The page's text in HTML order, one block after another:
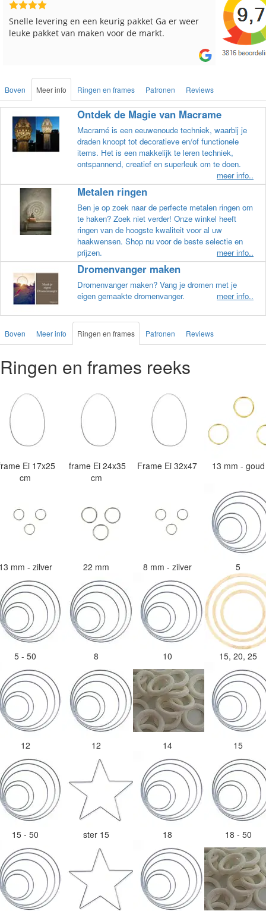
Reeds meerdere keren breigaren en breinaalden
besteld, altijd heel tevreden over de service.
Snelle
Boven Meer info Ringen en frames Patronen Reviews
Ontdek de Magie van Macrame
Macramé is een eeuwenoude techniek, waarbij je
draden knoopt tot decoratieve en/of functionele
items. Het is een makkelijk te leren techniek,
ontspannend, creatief en superleuk om te doen.
meer info..
Metalen ringen
Ben je op zoek naar de perfecte metalen ringen om
te haken? Zoek niet verder! Onze winkel heeft
ringen van de hoogste kwaliteit voor al uw
haakwensen. Shop nu voor de beste selectie en
prijzen.
meer info..
Dromenvanger maken
Dromenvanger maken? Vang je dromen met je
eigen gemaakte dromenvanger.
meer info..
Boven Meer info Ringen en frames Patronen Reviews
Ringen en frames reeks
Ei 17x25
cm
frame Ei 24x35
cm
Frame Ei 32x47 13 mm -
mm - zilver 22 mm 8 mm - zilver 5
5 - 50 8 10 15, 20, 25
12 12 14 15
15 - 50 ster 15 18 18 - 50